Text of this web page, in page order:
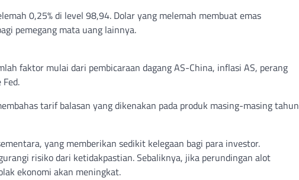
0,25% di level 98,94. Dolar yang melemah membuat emas
pemegang mata uang lainnya.
faktor mulai dari pembicaraan dagang AS-China, inflasi AS, perang
tarif balasan yang dikenakan pada produk masing-masing tahun
yang memberikan sedikit kelegaan bagi para investor.
risiko dari ketidakpastian. Sebaliknya, jika perundingan alot
ekonomi akan meningkat.